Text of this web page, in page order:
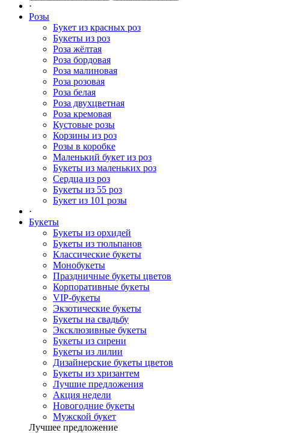
·
Розы
Букет из красных роз
Букеты из роз
Роза жёлтая
Роза бордовая
Роза малиновая
Роза розовая
Роза белая
Роза двухцветная
Роза кремовая
Кустовые розы
Корзины из роз
Розы в коробке
Маленький букет из роз
Букеты из маленьких роз
Сердца из роз
Букеты из 55 роз
Букет из 101 розы
·
Букеты
Букеты из орхидей
Букеты из тюльпанов
Классические букеты
Монобукеты
Праздничные букеты цветов
Корпоративные букеты
VIP-букеты
Экзотические букеты
Букеты на свадьбу
Эксклюзивные букеты
Букеты из сирени
Букеты из лилии
Дизайнерские букеты цветов
Букеты из хризантем
Лучшие предложения
Акция недели
Новогодние букеты
Мужской букет
Лучшее предложение